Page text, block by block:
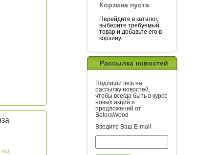
Корзина пуста
Перейдите в каталог,
выберите требуемый
товар и добавьте его в
корзину.
Рассылка новостей
Подпишитесь на
рассылку новостей,
чтобы всегда быть в курсе
новых акций и
предложений от
BeloraWood
Введите Ваш E-mail
ПО